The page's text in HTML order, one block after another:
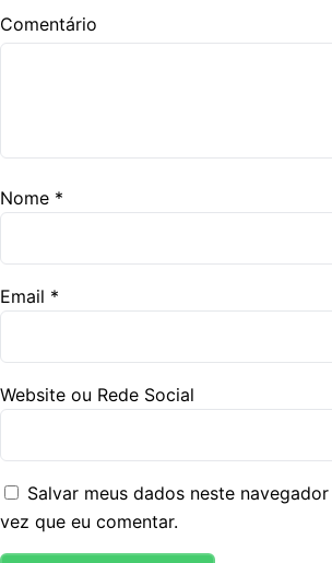
Comentário
Nome *
Email *
Website ou Rede Social
Salvar meus dados neste
vez que eu comentar.